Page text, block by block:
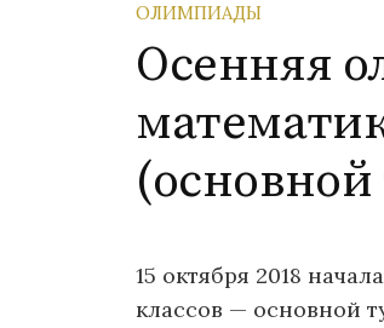
ОЛИМПИАДЫ
Осенняя
(основной
15 октября 2018
классов — основной